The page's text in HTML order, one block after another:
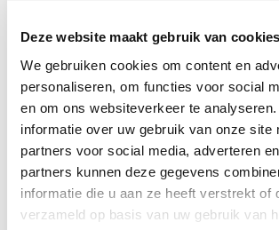
Deze website maakt gebruik van cookies
We gebruiken cookies om content en
personaliseren, om functies voor social
en om ons websiteverkeer te
informatie over uw gebruik van onze site
partners voor social media, adverteren
partners kunnen deze gegevens
informatie die u aan ze heeft verstrekt of
verzameld op basis van uw gebruik van
midden daarvan de snijtafel. We zien dat er
zich bevonden op een ringvormige tribune.
Faillissement
De anatomische les van Dr. Jan Deijman was
gedocumenteerde anatomische les als
Amsterdamse chirurgijnsgilde. Wellicht is dit
geweest voor een groepsportret door
de opdracht kreeg vanwege zijn eerdere